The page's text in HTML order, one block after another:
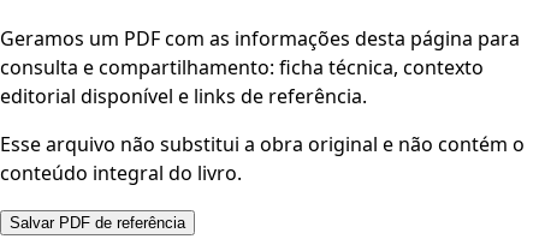
Geramos um PDF com as informações desta página para
consulta e compartilhamento: ficha técnica, contexto
editorial disponível e links de referência.
Esse arquivo não substitui a obra original e não contém o
conteúdo integral do livro.
Salvar PDF de referência